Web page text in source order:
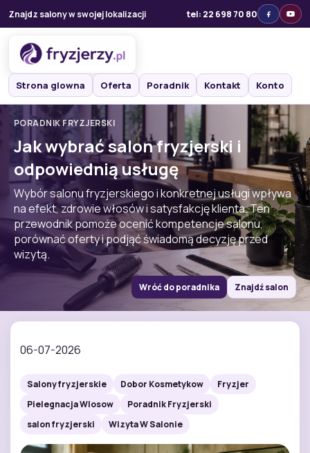
Znajdz salony w swojej lokalizacji tel: 22 698 70 80
Strona glowna Oferta Poradnik Kontakt Konto
PORADNIK FRYZJERSKI
Jak wybrać salon fryzjerski i
odpowiednią usługę
Wybór salonu fryzjerskiego i konkretnej usługi wpływa
na efekt, zdrowie włosów i satysfakcję klienta. Ten
przewodnik pomoże ocenić kompetencje salonu,
porównać oferty i podjąć świadomą decyzję przed
wizytą.
Wróć do poradnika Znajdź salon
06-07-2026
Salony fryzjerskie Dobor Kosmetykow
Fryzjer
Pielegnacja Wlosow
Poradnik Fryzjerski
salon fryzjerski
Wizyta W Salonie